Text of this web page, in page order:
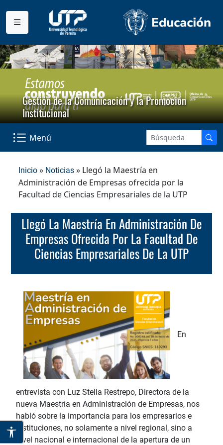
Gestión de la Comunicación y la Promoción
Institucional
Menú
Inicio » Noticias » Llegó la Maestría en
Administración de Empresas ofrecida por la
Facultad de Ciencias Empresariales de la UTP
Llegó La Maestría En Administración De
Empresas Ofrecida Por La Facultad De
Ciencias Empresariales De La UTP
En
entrevista con Luz Stella Restrepo, Directora de la
nueva Maestría en Administración de Empresas, nos
habló sobre la importancia para los empresarios e
instituciones, no solamente a nivel regional, sino a
nivel nacional e internacional de la apertura de un